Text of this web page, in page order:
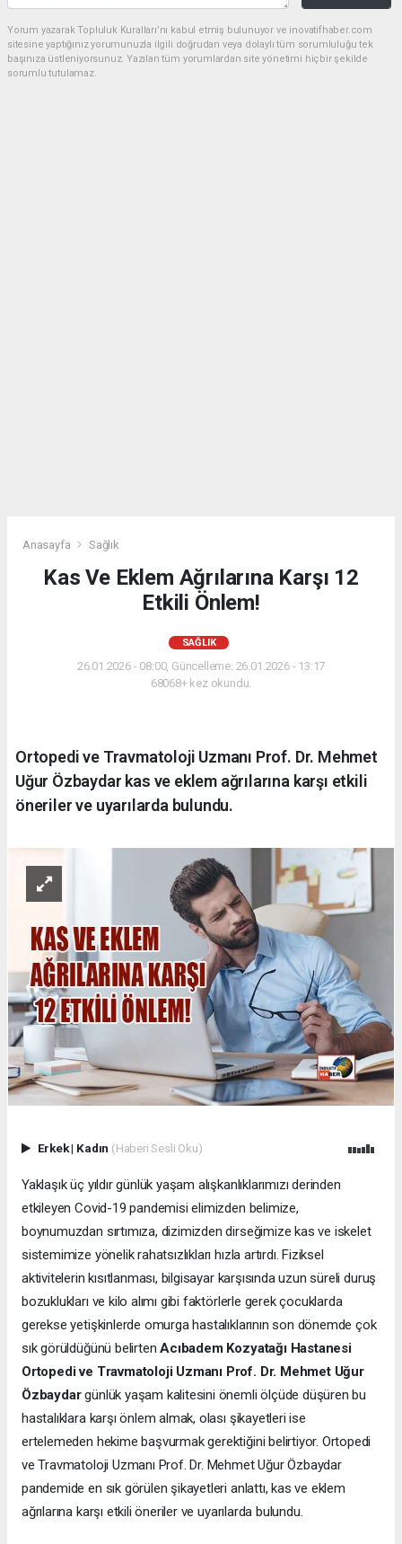
Yorum yazarak Topluluk Kuralları’nı kabul etmiş bulunuyor ve inovatifhaber.com
sitesine yaptığınız yorumunuzla ilgili doğrudan veya dolaylı tüm sorumluluğu tek
başınıza üstleniyorsunuz. Yazılan tüm yorumlardan site yönetimi hiçbir şekilde
sorumlu tutulamaz.
Anasayfa Sağlık
Kas Ve Eklem Ağrılarına Karşı 12
Etkili Önlem!
SAĞLIK
26.01.2026 - 08:00, Güncelleme: 26.01.2026 - 13:17
68068+ kez okundu.
Ortopedi ve Travmatoloji Uzmanı Prof. Dr. Mehmet
Uğur Özbaydar kas ve eklem ağrılarına karşı etkili
öneriler ve uyarılarda bulundu.
Erkek| Kadın (Haberi Sesli Oku)
Yaklaşık üç yıldır günlük yaşam alışkanlıklarımızı derinden
etkileyen Covid-19 pandemisi elimizden belimize,
boynumuzdan sırtımıza, dizimizden dirseğimize kas ve iskelet
sistemimize yönelik rahatsızlıkları hızla artırdı. Fiziksel
aktivitelerin kısıtlanması, bilgisayar karşısında uzun süreli duruş
bozuklukları ve kilo alımı gibi faktörlerle gerek çocuklarda
gerekse yetişkinlerde omurga hastalıklarının son dönemde çok
sık görüldüğünü belirtenAcıbadem Kozyatağı Hastanesi
Ortopedi ve Travmatoloji Uzmanı Prof. Dr. Mehmet Uğur
Özbaydargünlük yaşam kalitesini önemli ölçüde düşüren bu
hastalıklara karşı önlem almak, olası şikayetleri ise
ertelemeden hekime başvurmak gerektiğini belirtiyor. Ortopedi
ve Travmatoloji Uzmanı Prof. Dr. Mehmet Uğur Özbaydar
pandemide en sık görülen şikayetleri anlattı, kas ve eklem
ağrılarına karşı etkili öneriler ve uyarılarda bulundu.